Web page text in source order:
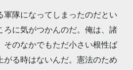
隊になってしまったのだとい
ろに気がつかんのだ。俺は、諸
のなかでもただ小さい根性ば
がる時はないんだ。憲法のため